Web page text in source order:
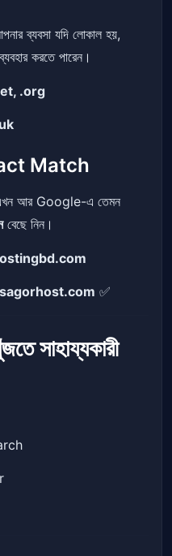
ব্যবসা যদি লোকাল হয়,
করতে পারেন।
.org
Match
আর Google-এ তেমন
বেছে নিন।
✅
সাহায্যকারী